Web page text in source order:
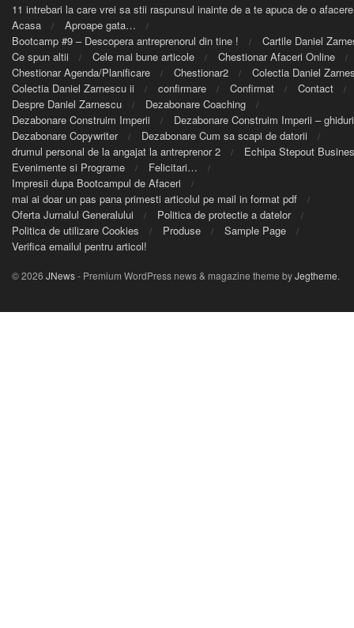
11 intrebari la care vrei sa stii raspunsul inainte de a te apuca de o
Acasa
Aproape gata…
Bootcamp #9 – Descopera antreprenorul din tine !
Cartile Daniel
Ce spun altii
Cele mai bune articole
Chestionar Afaceri Online
Chestionar Agenda/Planificare
Chestionar2
Colectia Daniel
Colectia Daniel Zarnescu ii
confirmare Confirmat
Contact
Despre Daniel Zarnescu
Dezabonare Coaching
Dezabonare Construim Imperii
Dezabonare Construim Imperii – ghiduri
Dezabonare Copywriter
Dezabonare Cum sa scapi de datorii
drumul personal de la angajat la antreprenor 2
Echipa Stepout
Evenimente si Programe
Felicitari…
Impresii dupa Bootcampul de Afaceri
mai ai doar un pas pana primesti articolul pe mail in format pdf
Oferta Jurnalul Generalului
Politica de protectie a datelor
Politica de utilizare Cookies
Produse
Sample Page
Verifica emailul pentru articol!
© 2026 JNews- Premium WordPress news & magazine theme byJegtheme.